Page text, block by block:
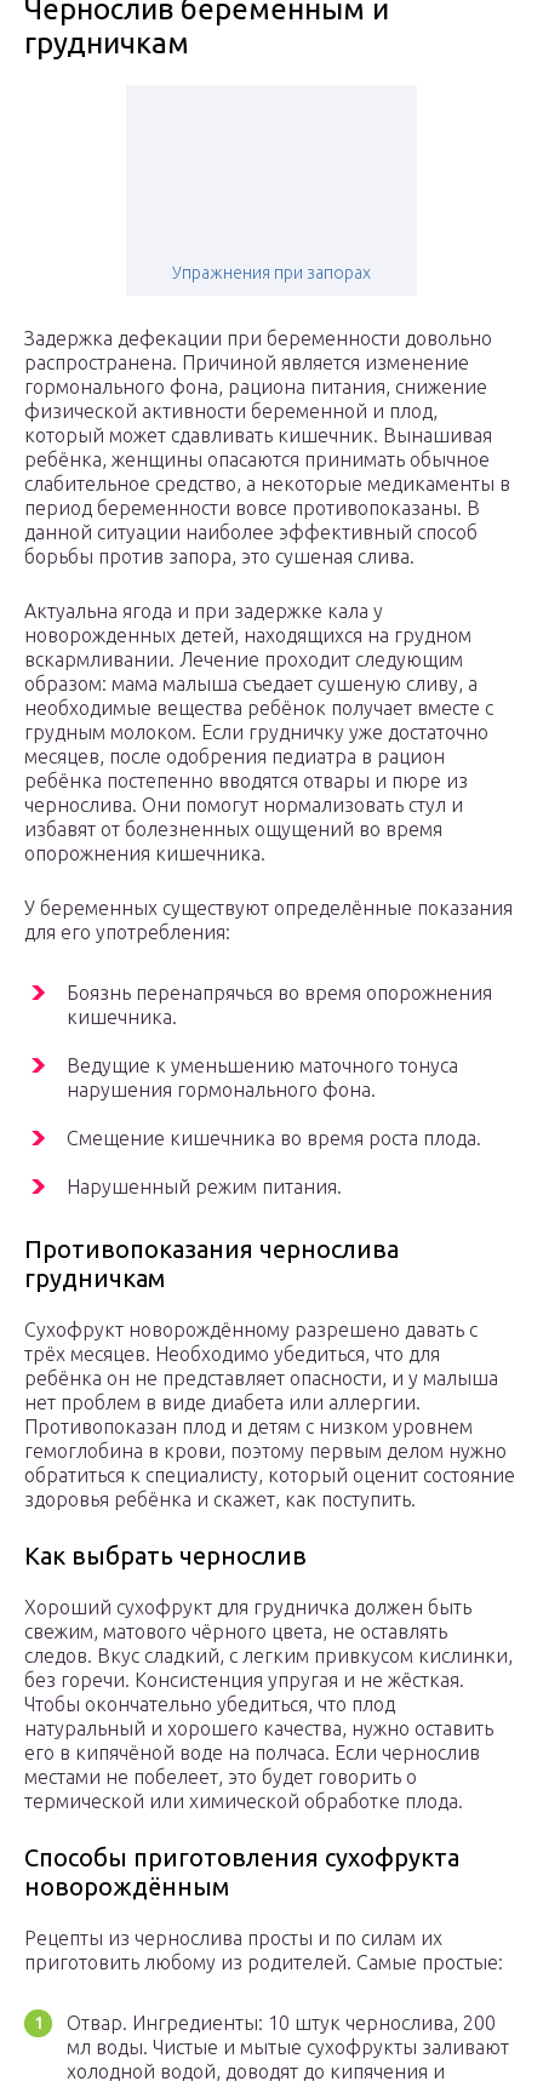
Чернослив беременным и
грудничкам
Упражнения при запорах
Задержка дефекации при беременности довольно
распространена. Причиной является изменение
гормонального фона, рациона питания, снижение
физической активности беременной и плод,
который может сдавливать кишечник. Вынашивая
ребёнка, женщины опасаются принимать обычное
слабительное средство, а некоторые медикаменты в
период беременности вовсе противопоказаны. В
данной ситуации наиболее эффективный способ
борьбы против запора, это сушеная слива.
Актуальна ягода и при задержке кала у
новорожденных детей, находящихся на грудном
вскармливании. Лечение проходит следующим
образом: мама малыша съедает сушеную сливу, а
необходимые вещества ребёнок получает вместе с
грудным молоком. Если грудничку уже достаточно
месяцев, после одобрения педиатра в рацион
ребёнка постепенно вводятся отвары и пюре из
чернослива. Они помогут нормализовать стул и
избавят от болезненных ощущений во время
опорожнения кишечника.
У беременных существуют определённые показания
для его употребления:
Боязнь перенапрячься во время опорожнения
кишечника.
Ведущие к уменьшению маточного тонуса
нарушения гормонального фона.
Смещение кишечника во время роста плода.
Нарушенный режим питания.
Противопоказания чернослива
грудничкам
Сухофрукт новорождённому разрешено давать с
трёх месяцев. Необходимо убедиться, что для
ребёнка он не представляет опасности, и у малыша
нет проблем в виде диабета или аллергии.
Противопоказан плод и детям с низком уровнем
гемоглобина в крови, поэтому первым делом нужно
обратиться к специалисту, который оценит состояние
здоровья ребёнка и скажет, как поступить.
Как выбрать чернослив
Хороший сухофрукт для грудничка должен быть
свежим, матового чёрного цвета, не оставлять
следов. Вкус сладкий, с легким привкусом кислинки,
без горечи. Консистенция упругая и не жёсткая.
Чтобы окончательно убедиться, что плод
натуральный и хорошего качества, нужно оставить
его в кипячёной воде на полчаса. Если чернослив
местами не побелеет, это будет говорить о
термической или химической обработке плода.
Способы приготовления сухофрукта
новорождённым
Рецепты из чернослива просты и по силам их
приготовить любому из родителей. Самые простые:
Отвар. Ингредиенты: 10 штук чернослива, 200
мл воды. Чистые и мытые сухофрукты заливают
холодной водой, доводят до кипячения и